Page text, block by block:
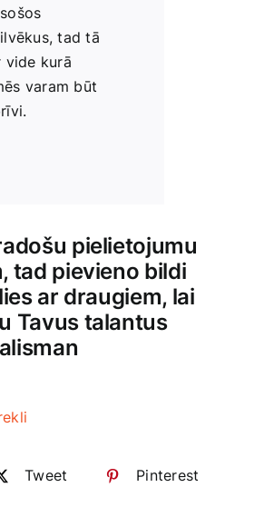
tad tā
vide kurā
varam būt
pielietojumu
tad pievieno bildi
ar draugiem, lai
Tavus talantus
Tweet Pinterest